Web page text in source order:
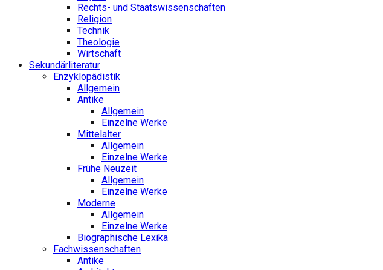
Rechts- und Staatswissenschaften
Religion
Technik
Theologie
Wirtschaft
Sekundärliteratur
Enzyklopädistik
Allgemein
Antike
Allgemein
Einzelne Werke
Mittelalter
Allgemein
Einzelne Werke
Frühe Neuzeit
Allgemein
Einzelne Werke
Moderne
Allgemein
Einzelne Werke
Biographische Lexika
Fachwissenschaften
Antike